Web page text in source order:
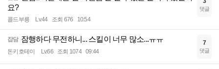
요?
콜드부릉 Lv.44 조회 676 10:54
댓글
잡담 잠행하다 무전하니... 스킬이 너무 많소...ㅠㅠ
돈키호테이 Lv.66 조회 1074 09:44
7
댓글